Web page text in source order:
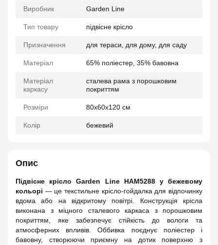
Виробник Garden Line
Тип товару підвісне крісло
Призначення для тераси, для дому, для саду
Матеріал 65% поліестер, 35% бавовна
Матеріал
каркасу
сталева рама з порошковим
покриттям
Розміри 80x60x120 см
Колір бежевий
Опис
Підвісне крісло Garden Line HAM5288 у бежевому
кольорі — це текстильне крісло-гойдалка для відпочинку
вдома або на відкритому повітрі. Конструкція крісла
виконана з міцного сталевого каркаса з порошковим
покриттям, яке забезпечує стійкість до вологи та
атмосферних впливів. Оббивка поєднує поліестер і
бавовну, створюючи приємну на дотик поверхню з